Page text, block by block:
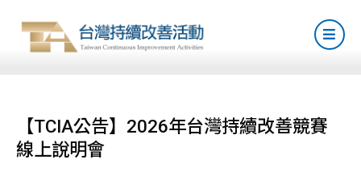
【TCIA公告】2026年台灣持續改善競賽
線上說明會